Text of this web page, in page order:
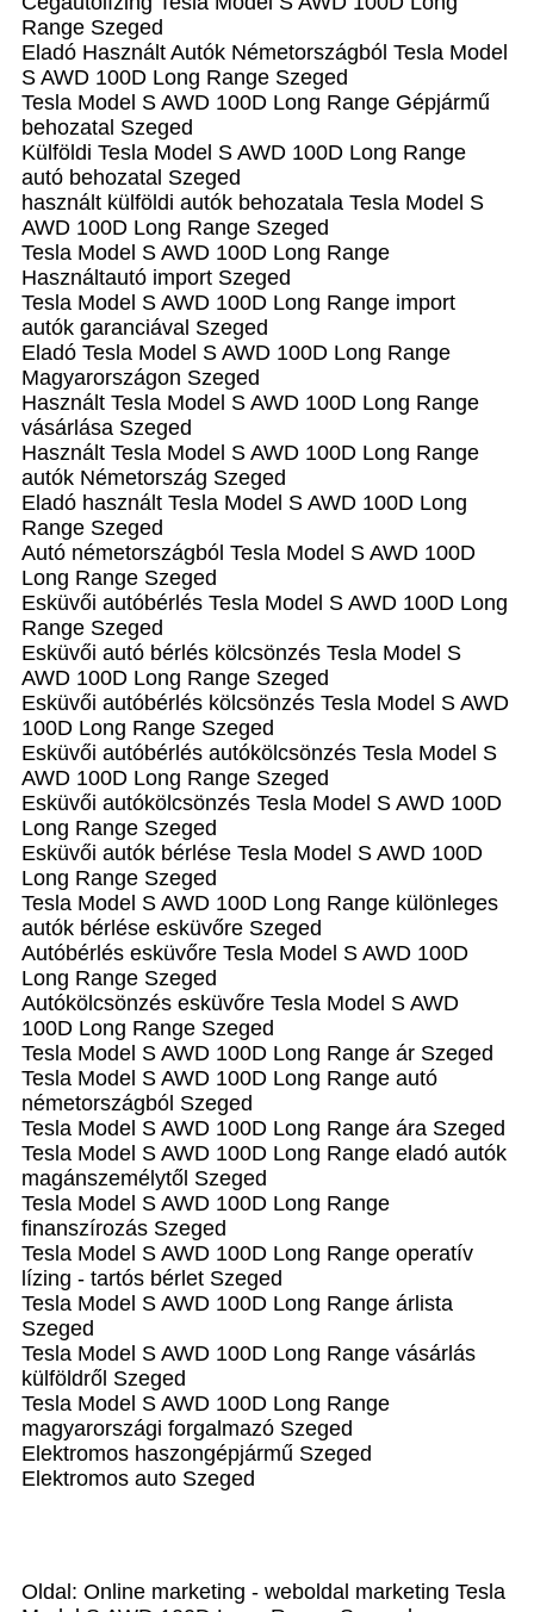
Range Szeged
Eladó Használt Autók Németországból Tesla Model
S AWD 100D Long Range Szeged
Tesla Model S AWD 100D Long Range Gépjármű
behozatal Szeged
Külföldi Tesla Model S AWD 100D Long Range
autó behozatal Szeged
használt külföldi autók behozatala Tesla Model S
AWD 100D Long Range Szeged
Tesla Model S AWD 100D Long Range
Használtautó import Szeged
Tesla Model S AWD 100D Long Range import
autók garanciával Szeged
Eladó Tesla Model S AWD 100D Long Range
Magyarországon‎ Szeged
Használt Tesla Model S AWD 100D Long Range
vásárlása Szeged
Használt Tesla Model S AWD 100D Long Range
autók Németország Szeged
Eladó használt Tesla Model S AWD 100D Long
Range Szeged
Autó németországból Tesla Model S AWD 100D
Long Range Szeged
Esküvői autóbérlés Tesla Model S AWD 100D Long
Range Szeged
Esküvői autó bérlés kölcsönzés Tesla Model S
AWD 100D Long Range Szeged
Esküvői autóbérlés kölcsönzés Tesla Model S AWD
100D Long Range Szeged
Esküvői autóbérlés autókölcsönzés Tesla Model S
AWD 100D Long Range Szeged
Esküvői autókölcsönzés Tesla Model S AWD 100D
Long Range Szeged
Esküvői autók bérlése Tesla Model S AWD 100D
Long Range Szeged
Tesla Model S AWD 100D Long Range különleges
autók bérlése esküvőre Szeged
Autóbérlés esküvőre Tesla Model S AWD 100D
Long Range Szeged
Autókölcsönzés esküvőre Tesla Model S AWD
100D Long Range Szeged
Tesla Model S AWD 100D Long Range ár Szeged
Tesla Model S AWD 100D Long Range autó
németországból Szeged
Tesla Model S AWD 100D Long Range ára Szeged
Tesla Model S AWD 100D Long Range eladó autók
magánszemélytől Szeged
Tesla Model S AWD 100D Long Range
finanszírozás Szeged
Tesla Model S AWD 100D Long Range operatív
lízing - tartós bérlet Szeged
Tesla Model S AWD 100D Long Range árlista
Szeged
Tesla Model S AWD 100D Long Range vásárlás
külföldről Szeged
Tesla Model S AWD 100D Long Range
magyarországi forgalmazó Szeged
Elektromos haszongépjármű‎ Szeged
Elektromos auto‎ Szeged
Oldal: Online marketing - weboldal marketing Tesla